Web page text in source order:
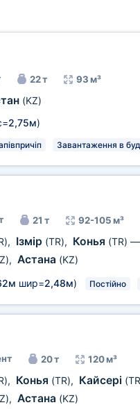
22 т 93 м³
(KZ)
2,75м)
Завантаження в
21 т 92-105 м³
, Ізмір (TR), Конья (TR)
, Астана (KZ)
шир=2,48м) Постійно
20 т 120 м³
, Конья (TR), Кайсері
, Астана (KZ)